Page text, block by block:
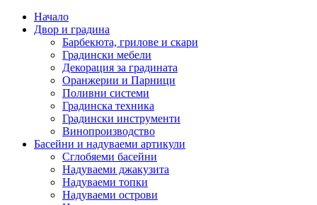
Начало
Двор и градина
Барбекюта, грилове и скари
Градински мебели
Декорация за градината
Оранжерии и Парници
Поливни системи
Градинска техника
Градински инструменти
Винопроизводство
Басейни и надуваеми артикули
Сглобяеми басейни
Надуваеми джакузита
Надуваеми топки
Надуваеми острови